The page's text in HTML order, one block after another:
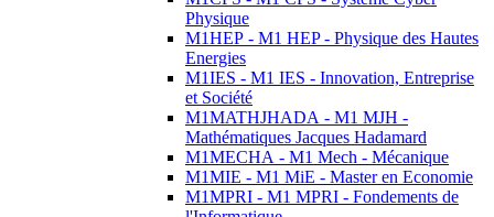
Physique
M1HEP - M1 HEP - Physique des Hautes
Energies
M1IES - M1 IES - Innovation, Entreprise
et Société
M1MATHJHADA - M1 MJH -
Mathématiques Jacques Hadamard
M1MECHA - M1 Mech - Mécanique
M1MIE - M1 MiE - Master en Economie
M1MPRI - M1 MPRI - Fondements de